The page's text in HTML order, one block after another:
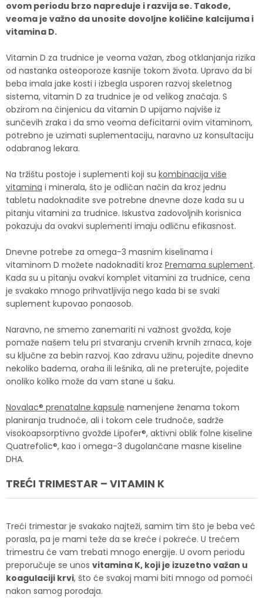
ovom periodu brzo napreduje i razvija se. Takođe,
veoma je važno da unosite dovoljne količine kalcijuma i
vitamina D.
Vitamin D za trudnice je veoma važan, zbog otklanjanja rizika
od nastanka osteoporoze kasnije tokom života. Upravo da bi
beba imala jake kosti i izbegla usporen razvoj skeletnog
sistema, vitamin D za trudnice je od velikog značaja. S
obzirom na činjenicu da vitamin D upijamo najviše iz
sunčevih zraka i da smo veoma deficitarni ovim vitaminom,
potrebno je uzimati suplementaciju, naravno uz konsultaciju
odabranog lekara.
Na tržištu postoje i suplementi koji su kombinacija više
vitamina i minerala, što je odličan način da kroz jednu
tabletu nadoknadite sve potrebne dnevne doze kada su u
pitanju vitamini za trudnice. Iskustva zadovoljnih korisnica
pokazuju da ovakvi suplementi imaju odličnu efikasnost.
Dnevne potrebe za omega-3 masnim kiselinama i
vitaminom D možete nadoknaditi kroz Premama suplement.
Kada su u pitanju ovakvi komplet vitamini za trudnice, cena
je svakako mnogo prihvatljivija nego kada bi se svaki
suplement kupovao ponaosob.
Naravno, ne smemo zanemariti ni važnost gvožđa, koje
pomaže našem telu pri stvaranju crvenih krvnih zrnaca, koje
su ključne za bebin razvoj. Kao zdravu užinu, pojedite dnevno
nekoliko badema, oraha ili lešnika, ali ne preterujte, pojedite
onoliko koliko može da vam stane u šaku.
Novalac® prenatalne kapsule namenjene ženama tokom
planiranja trudnoće, ali i tokom cele trudnoće, sadrže
visokoapsorptivno gvožđe Lipofer®, aktivni oblik folne kiseline
Quatrefolic®, kao i omega-3 dugolančane masne kiseline
DHA.
TREĆI TRIMESTAR – VITAMIN K
Treći trimestar je svakako najteži, samim tim što je beba već
porasla, pa je mami teže da se kreće i pokreće. U trećem
trimestru će vam trebati mnogo energije. U ovom periodu
preporučuje se unos vitamina K, koji je izuzetno važan u
koagulaciji krvi, što će svakoj mami biti mnogo od pomoći
nakon samog porođaja.